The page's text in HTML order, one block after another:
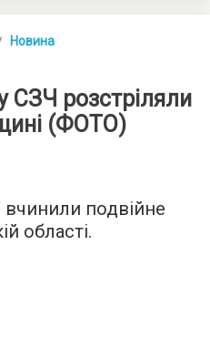
Новина
СЗЧ розстріляли
(ФОТО)
подвійне
області.